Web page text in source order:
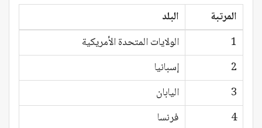
المرتبة
البلد
1
الولايات المتحدة الأمريكية
2
إسبانيا
3
اليابان
4
فرنسا